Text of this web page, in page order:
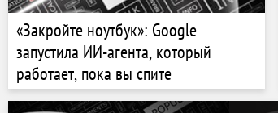
«Закройте ноутбук»: Google
запустила ИИ-агента, который
работает, пока вы спите